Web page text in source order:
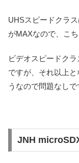
UHSスピードクラ
がMAXなので、こち
ビデオスピードク
ですが、それ以上
うなので問題なしで
JNH